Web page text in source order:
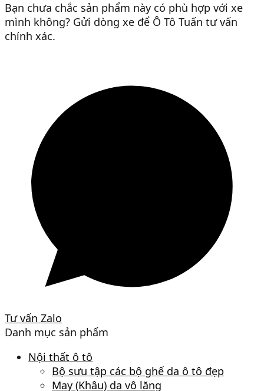
Bạn chưa chắc sản phẩm này có phù hợp với xe
mình không? Gửi dòng xe để Ô Tô Tuấn tư vấn
chính xác.
Tư vấn Zalo
Danh mục sản phẩm
Nội thất ô tô
Bộ sưu tập các bộ ghế da ô tô đẹp
May (Khâu) da vô lăng